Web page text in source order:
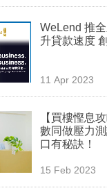
WeLend 推
升貸款速度
11 Apr 2023
【買樓慳息
數同做壓力
口有秘訣！
15 Feb 2023